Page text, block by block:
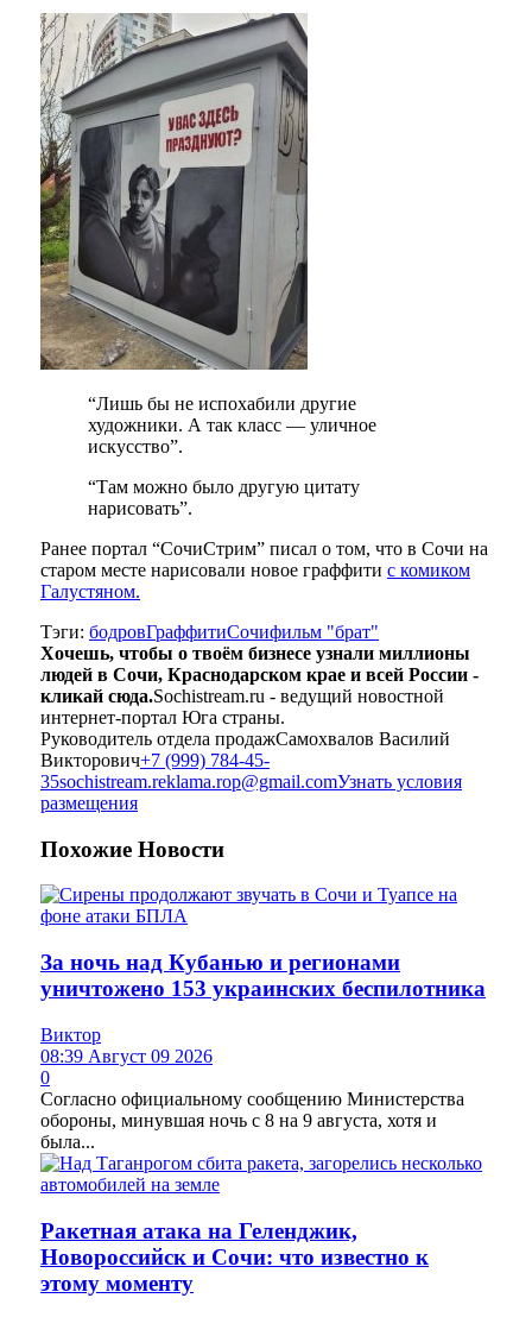
“Лишь бы не испохабили другие
художники. А так класс — уличное
искусство”.
“Там можно было другую цитату
нарисовать”.
Ранее портал “СочиСтрим” писал о том, что в Сочи на
старом месте нарисовали новое граффити с комиком
Галустяном.
Тэги: бодровГраффитиСочифильм "брат"
Хочешь, чтобы о твоём бизнесе узнали миллионы
людей в Сочи, Краснодарском крае и всей России -
кликай сюда.Sochistream.ru - ведущий новостной
интернет-портал Юга страны.
Руководитель отдела продажСамохвалов Василий
Викторович+7 (999) 784-45-
35sochistream.reklama.rop@gmail.comУзнать условия
размещения
Похожие Новости
За ночь над Кубанью и регионами
уничтожено 153 украинских беспилотника
Виктор
08:39 Август 09 2026
0
Согласно официальному сообщению Министерства
обороны, минувшая ночь с 8 на 9 августа, хотя и
была...
Ракетная атака на Геленджик,
Новороссийск и Сочи: что известно к
этому моменту